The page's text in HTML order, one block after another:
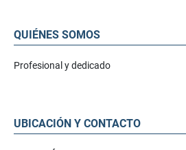
QUIÉNES SOMOS
Profesional y dedicado
UBICACIÓN Y CONTACTO